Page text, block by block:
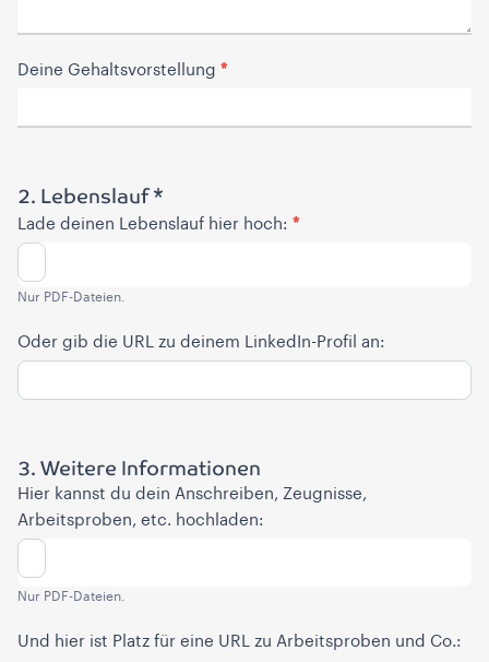
Deine Gehaltsvorstellung *
2. Lebenslauf *
Lade deinen Lebenslauf hier hoch: *
Nur PDF-Dateien.
Oder gib die URL zu deinem LinkedIn-Profil an:
3. Weitere Informationen
Hier kannst du dein Anschreiben, Zeugnisse,
Arbeitsproben, etc. hochladen:
Nur PDF-Dateien.
Und hier ist Platz für eine URL zu Arbeitsproben und Co.: